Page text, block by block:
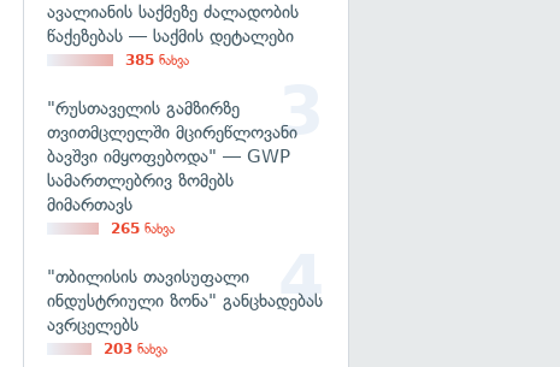
ავალიანის საქმეზე ძალადობის
წაქეზებას — საქმის დეტალები
385 ნახვა
"რუსთაველის გამზირზე
თვითმცლელში მცირეწლოვანი
ბავშვი იმყოფებოდა" — GWP
სამართლებრივ ზომებს
მიმართავს
265 ნახვა
"თბილისის თავისუფალი
ინდუსტრიული ზონა" განცხადებას
ავრცელებს
203 ნახვა